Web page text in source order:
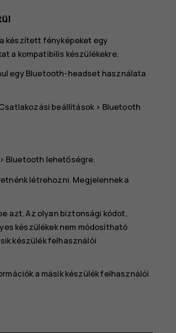
készített fényképeket egy
a kompatibilis készülékekre.
egy Bluetooth-headset használata
beállítások> Bluetooth
> Bluetooth lehetőségre.
létrehozni. Megjelennek a
azt. Az olyan biztonsági kódot,
készülékek nem módosítható
készülék felhasználói
a másik készülék felhasználói